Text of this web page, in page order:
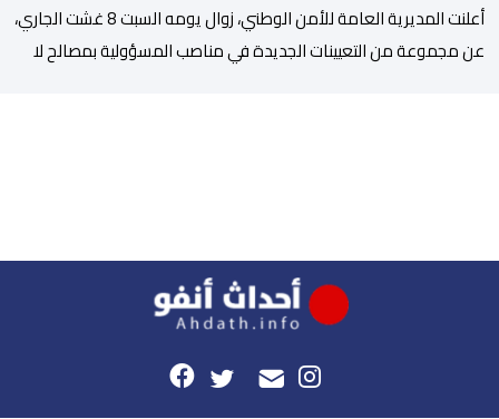
أعلنت المديرية العامة للأمن الوطني، زوال يومه السبت 8 غشت الجاري،
عن مجموعة من التعيينات الجديدة في مناصب المسؤولية بمصالح لا